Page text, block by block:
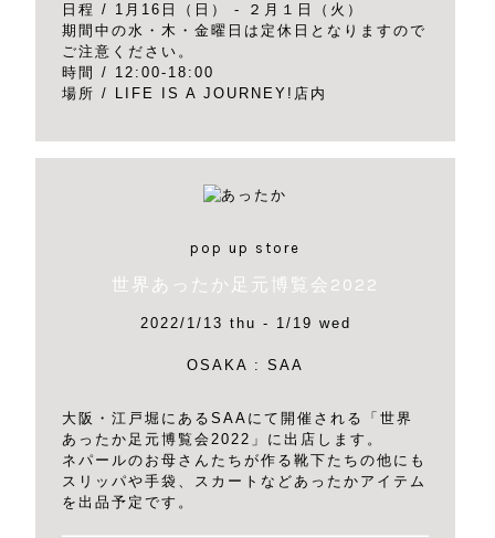
日程 / 1月16日（日） - ２月１日（火）
期間中の水・木・金曜日は定休日となりますので
ご注意ください。
時間 / 12:00-18:00
場所 / LIFE IS A JOURNEY!店内
pop up store
世界あったか足元博覧会2022
2022/1/13 thu - 1/19 wed
OSAKA : SAA
大阪・江戸堀にあるSAAにて開催される「世界
あったか足元博覧会2022」に出店します。
ネパールのお母さんたちが作る靴下たちの他にも
スリッパや手袋、スカートなどあったかアイテム
を出品予定です。